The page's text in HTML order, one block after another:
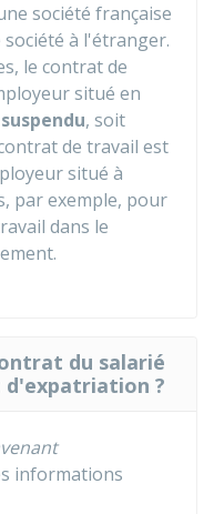
société française
à l'étranger.
le contrat de
situé en
suspendu, soit
de travail est
situé à
par exemple, pour
dans le
du salarié
d'expatriation ?
informations